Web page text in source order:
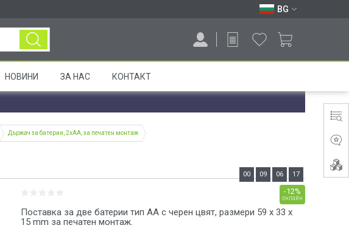
BG
НОВИНИ ЗА НАС КОНТАКТ
Държач за батерии, 2xAA, за печатен монтаж
Поставка за две батерии тип AA с черен цвят, размери 59 x 33 x
15 mm за печатен монтаж.
-12%
онлайн
00 09 06 17